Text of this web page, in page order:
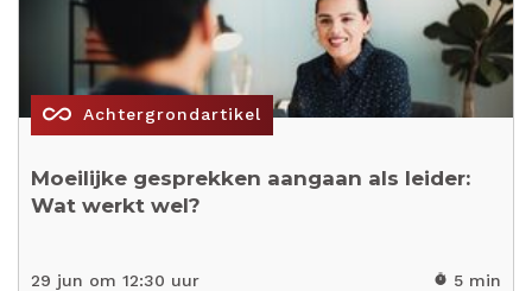
all_inclusive Achtergrondartikel
Moeilijke gesprekken aangaan als leider:
Wat werkt wel?
29 jun om 12:30 uur timer 5 min